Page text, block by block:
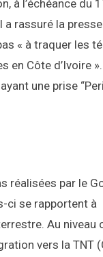
à l’échéance du
rassuré la
« à traquer les
en Côte d’Ivoire
une prise
réalisées par le
ci se rapportent à
Au niveau
vers la TNT